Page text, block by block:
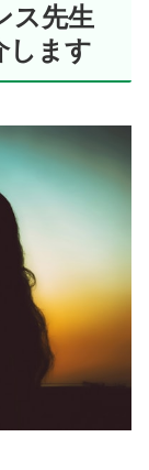
ス先生
します